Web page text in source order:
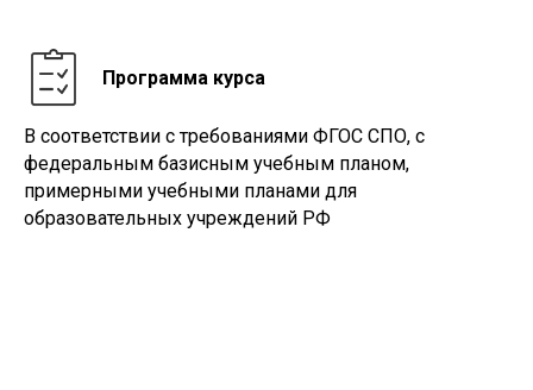
Программа курса
В соответствии с требованиями ФГОС СПО, с
федеральным базисным учебным планом,
примерными учебными планами для
образовательных учреждений РФ